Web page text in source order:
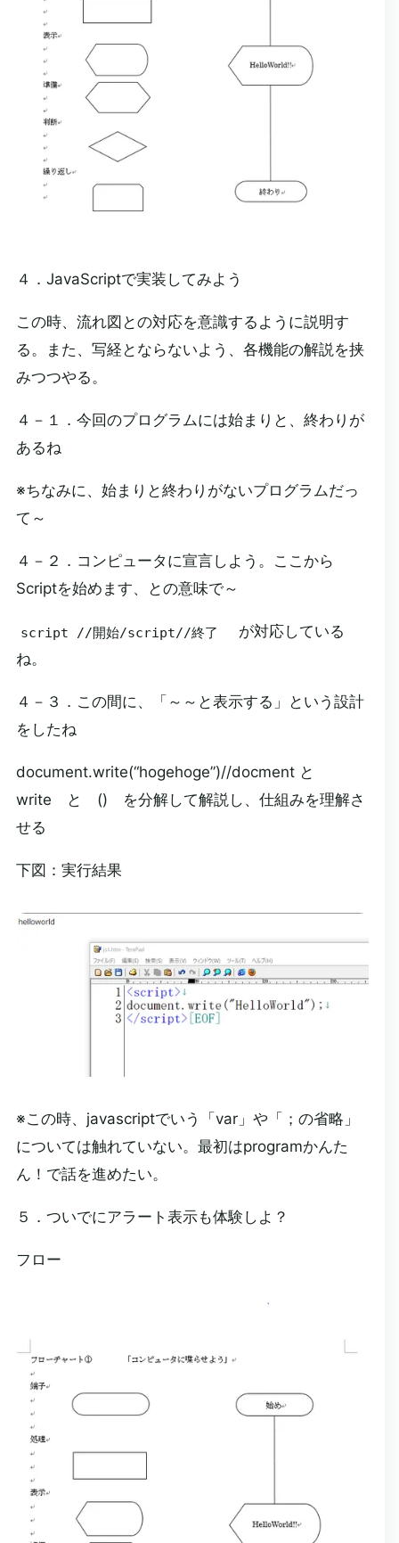
４．JavaScriptで実装してみよう
この時、流れ図との対応を意識するように説明す
る。また、写経とならないよう、各機能の解説を挟
みつつやる。
４－１．今回のプログラムには始まりと、終わりが
あるね
※ちなみに、始まりと終わりがないプログラムだっ
て～
４－２．コンピュータに宣言しよう。ここから
Scriptを始めます、との意味で～
script //開始/script//終了
が対応している
ね。
４－３．この間に、「～～と表示する」という設計
をしたね
document.write(“hogehoge”)//docment と
write と () を分解して解説し、仕組みを理解さ
せる
下図：実行結果
※この時、javascriptでいう「var」や「；の省略」
については触れていない。最初はprogramかんた
ん！で話を進めたい。
５．ついでにアラート表示も体験しよ？
フロー